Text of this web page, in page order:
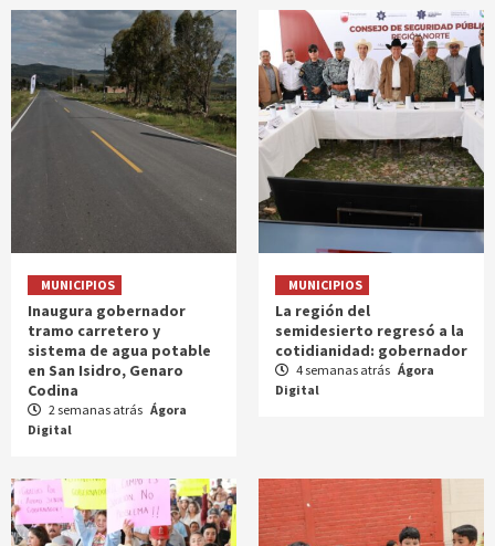
MUNICIPIOS
Inaugura gobernador
tramo carretero y
sistema de agua potable
en San Isidro, Genaro
Codina
2 semanas atrás Ágora
Digital
MUNICIPIOS
La región del
semidesierto regresó a la
cotidianidad: gobernador
4 semanas atrás Ágora
Digital